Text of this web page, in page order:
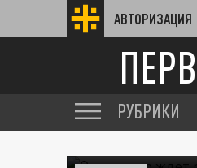
АВТОРИЗАЦИЯ
РУБРИКИ